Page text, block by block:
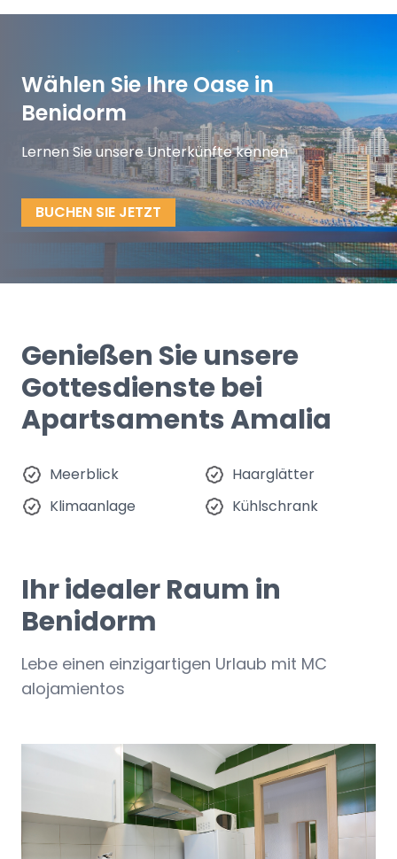
Wählen Sie Ihre Oase in
Benidorm
Lernen Sie unsere Unterkünfte kennen
BUCHEN SIE JETZT
Genießen Sie unsere
Gottesdienste bei
Apartsaments Amalia
Meerblick
Haarglätter
Klimaanlage
Kühlschrank
Ihr idealer Raum in
Benidorm
Lebe einen einzigartigen Urlaub mit MC
alojamientos